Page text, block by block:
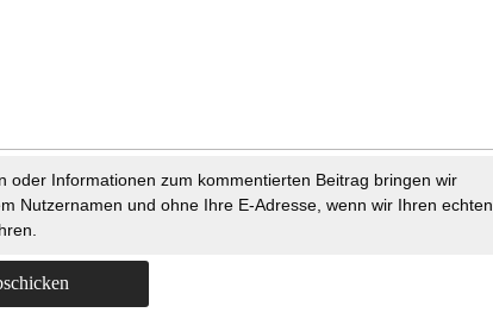
oder Informationen zum kommentierten Beitrag bringen wir
Nutzernamen und ohne Ihre E-Adresse, wenn wir Ihren echten